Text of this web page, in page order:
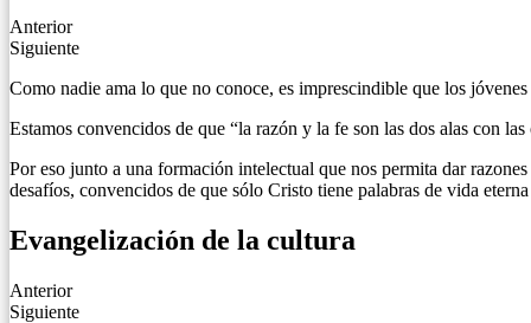
Anterior
Siguiente
Como nadie ama lo que no conoce, es imprescindible que los
Estamos convencidos de que “la razón y la fe son las dos alas con
Por eso junto a una formación intelectual que nos permita dar
desafíos, convencidos de que sólo Cristo tiene palabras de vida
Evangelización de la cultura
Anterior
Siguiente